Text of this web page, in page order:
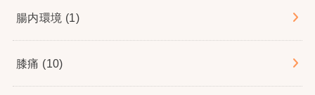
腸内環境 (1)
膝痛 (10)